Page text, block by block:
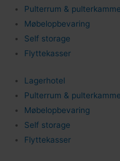
Pulterrum &
Møbelopbevaring
Self storage
Flyttekasser
Lagerhotel
Pulterrum &
Møbelopbevaring
Self storage
Flyttekasser